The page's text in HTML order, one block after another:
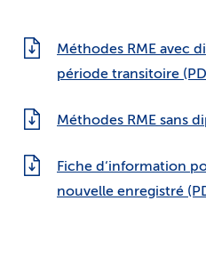
Méthodes RME avec
période transitoire
Méthodes RME sans
Fiche d‘information
nouvelle enregistré